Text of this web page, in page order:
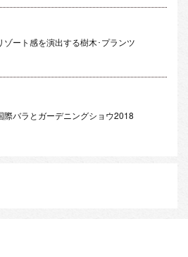
ゾート感を演出する樹木･プランツ
際バラとガーデニングショウ2018